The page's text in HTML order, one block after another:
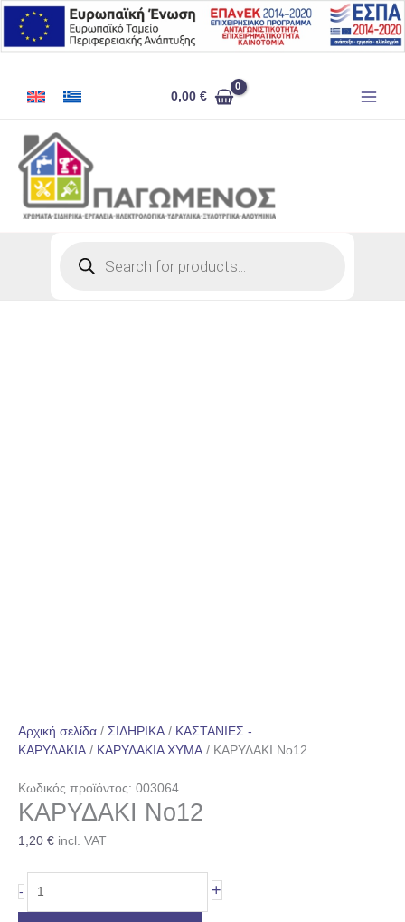
Μετάβαση
στο
περιεχόμενο
0,00€
Αρχική σελίδα / ΣΙΔΗΡΙΚΑ / ΚΑΣΤΑΝΙΕΣ -
ΚΑΡΥΔΑΚΙΑ / ΚΑΡΥΔΑΚΙΑ ΧΥΜΑ / ΚΑΡΥΔΑΚΙ No12
Κωδικός προϊόντος: 003064
ΚΑΡΥΔΑΚΙ No12
1,20 € incl. VAT
-
No12
+